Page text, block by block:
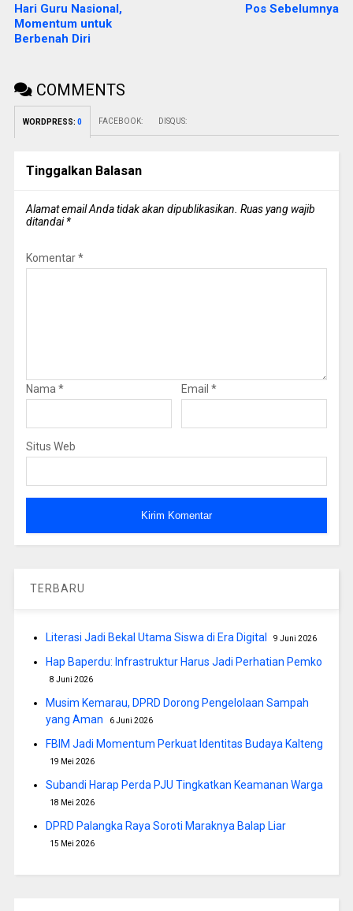
Hari Guru Nasional,
Momentum untuk
Berbenah Diri
Pos Sebelumnya
COMMENTS
WORDPRESS: 0 FACEBOOK: DISQUS:
Tinggalkan Balasan
Alamat email Anda tidak akan dipublikasikan. Ruas yang wajib
ditandai*
Komentar*
Nama * Email *
Situs Web
TERBARU
Literasi Jadi Bekal Utama Siswa di Era Digital 9 Juni 2026
Hap Baperdu: Infrastruktur Harus Jadi Perhatian Pemko
8 Juni 2026
Musim Kemarau, DPRD Dorong Pengelolaan Sampah
yang Aman
6 Juni 2026
FBIM Jadi Momentum Perkuat Identitas Budaya Kalteng
19 Mei 2026
Subandi Harap Perda PJU Tingkatkan Keamanan Warga
18 Mei 2026
DPRD Palangka Raya Soroti Maraknya Balap Liar
15 Mei 2026